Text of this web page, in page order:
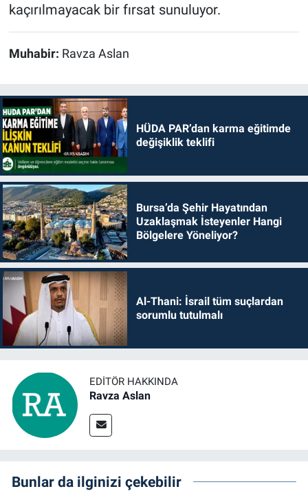
kaçırılmayacak bir fırsat sunuluyor.
Muhabir: Ravza Aslan
HÜDA PAR’dan karma eğitimde
değişiklik teklifi
Bursa’da Şehir Hayatından
Uzaklaşmak İsteyenler Hangi
Bölgelere Yöneliyor?
Al-Thani: İsrail tüm suçlardan
sorumlu tutulmalı
EDITÖR HAKKINDA
Ravza Aslan
Bunlar da ilginizi çekebilir